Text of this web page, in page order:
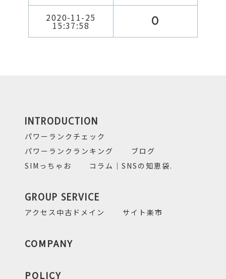
2020-11-25
15:37:58 0
INTRODUCTION
パワーランクチェック
パワーランクランキング
ブログ
SIMっちゃお
コラム｜SNSの知恵袋.
GROUP SERVICE
アクセス中古ドメイン サイト楽市
COMPANY
POLICY